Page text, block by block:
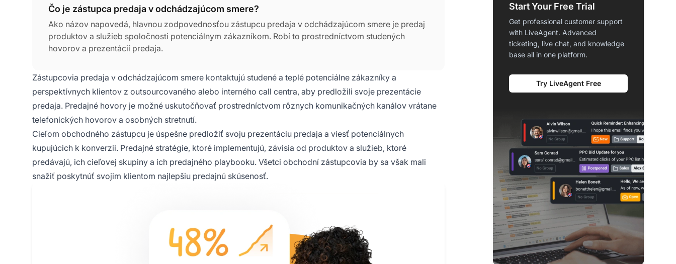
Čo je zástupca predaja v odchádzajúcom smere?
Ako názov napovedá, hlavnou zodpovednosťou zástupcu predaja v odchádzajúcom smere je predaj
produktov a služieb spoločnosti potenciálnym zákazníkom. Robí to prostredníctvom studených
hovorov a prezentácií predaja.
Zástupcovia predaja v odchádzajúcom smere kontaktujú studené a teplé potenciálne zákazníky a
perspektívnych klientov z outsourcovaného alebo interného call centra, aby predložili svoje prezentácie
predaja. Predajné hovory je možné uskutočňovať prostredníctvom rôznych komunikačných kanálov vrátane
telefonických hovorov a osobných stretnutí.
Cieľom obchodného zástupcu je úspešne predložiť svoju prezentáciu predaja a viesť potenciálnych
kupujúcich k konverzii. Predajné stratégie, ktoré implementujú, závisia od produktov a služieb, ktoré
predávajú, ich cieľovej skupiny a ich predajného playbooku. Všetci obchodní zástupcovia by sa však mali
snažiť poskytnúť svojim klientom najlepšiu predajnú skúsenosť.
Start Your Free Trial
Get professional customer support
with LiveAgent. Advanced
ticketing, live chat, and knowledge
base all in one platform.
Try LiveAgent Free